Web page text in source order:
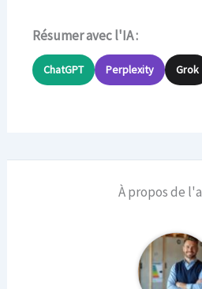
Résumer avec l'IA :
ChatGPT Perplexity Grok
À propos de